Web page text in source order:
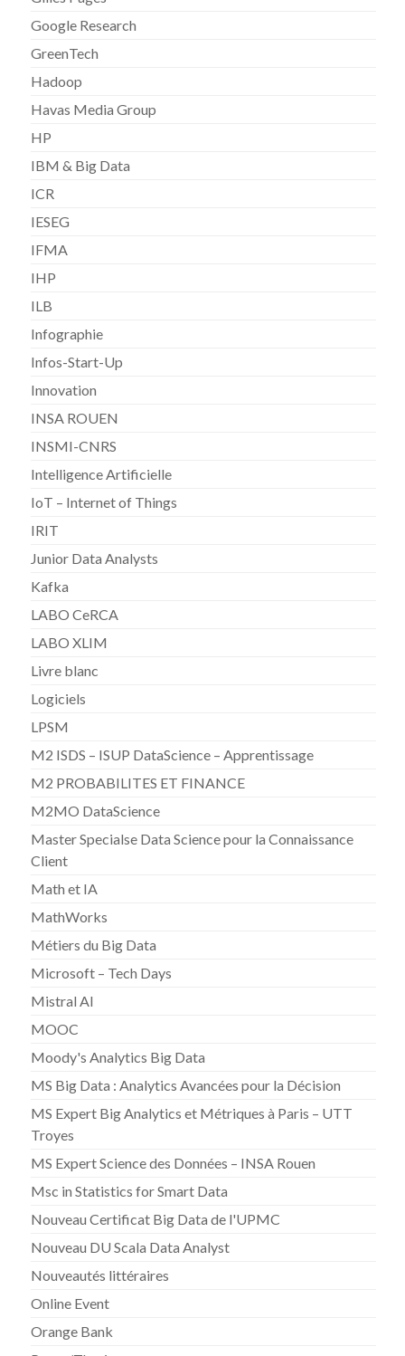
Google Research
GreenTech
Hadoop
Havas Media Group
HP
IBM & Big Data
ICR
IESEG
IFMA
IHP
ILB
Infographie
Infos-Start-Up
Innovation
INSA ROUEN
INSMI-CNRS
Intelligence Artificielle
IoT – Internet of Things
IRIT
Junior Data Analysts
Kafka
LABO CeRCA
LABO XLIM
Livre blanc
Logiciels
LPSM
M2 ISDS – ISUP DataScience – Apprentissage
M2 PROBABILITES ET FINANCE
M2MO DataScience
Master Specialse Data Science pour la Connaissance
Client
Math et IA
MathWorks
Métiers du Big Data
Microsoft – Tech Days
Mistral AI
MOOC
Moody's Analytics Big Data
MS Big Data : Analytics Avancées pour la Décision
MS Expert Big Analytics et Métriques à Paris – UTT
Troyes
MS Expert Science des Données – INSA Rouen
Msc in Statistics for Smart Data
Nouveau Certificat Big Data de l'UPMC
Nouveau DU Scala Data Analyst
Nouveautés littéraires
Online Event
Orange Bank